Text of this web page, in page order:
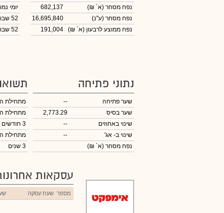
נפח מסחר (א` ₪)
682,137
נפח מסחר (ע"נ)
16,695,840
נפח ממוצע לרבעון (א` ₪)
191,004
יומי
52 שבועות גבוה
52 שבועות נמוך
נתוני פתיחה
שער פתיחה
--
שער בסיס
2,773.29
שינוי באחוזים
--
שינוי ב- אג'
--
נפח מסחר (א` ₪)
מתחילת
מתחילת
3 חודשים
מתחילת
3 שנים
עסקאות
מספר שעת עסקה